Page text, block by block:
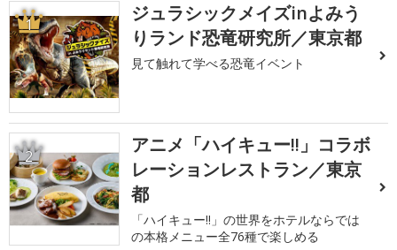
1
ジュラシックメイズinよみう
りランド恐竜研究所／東京都
見て触れて学べる恐竜イベント
2
アニメ「ハイキュー!!」コラボ
レーションレストラン／東京
都
「ハイキュー!!」の世界をホテルならでは
の本格メニュー全76種で楽しめる